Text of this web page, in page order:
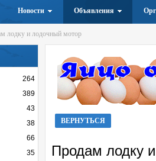
Новости Объявления
лодку и лодочный мотор
ВЕРНУТЬСЯ
Продам лодку
264
389
43
38
66
35